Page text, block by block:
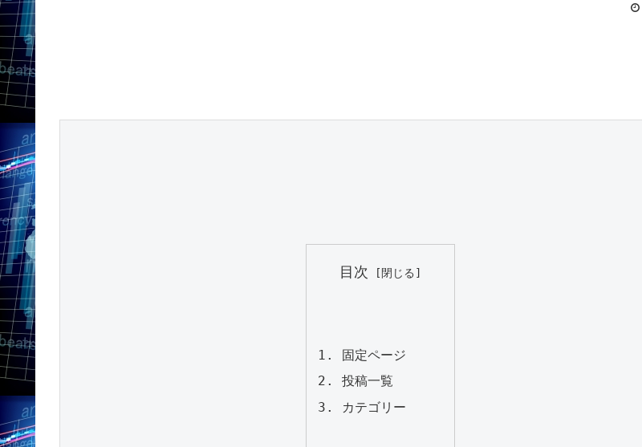
目次
固定ページ
投稿一覧
カテゴリー